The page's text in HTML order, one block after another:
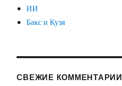
ИИ
Бакс и Кузя
СВЕЖИЕ КОММЕНТАРИИ